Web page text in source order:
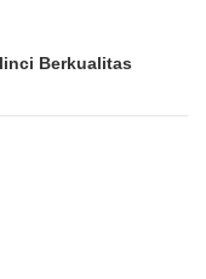
Berkualitas